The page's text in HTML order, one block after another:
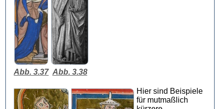
Abb. 3.37 Abb. 3.38
Hier sind Beispiele
für mutmaßlich